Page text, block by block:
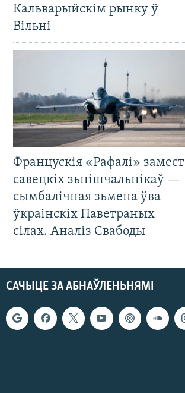
Кальварыйскім рынку ў
Вільні
Францускія «Рафалі» замест
савецкіх зьнішчальнікаў —
сымбалічная зьмена ўва
ўкраінскіх Паветраных
сілах. Аналіз Свабоды
САЧЫЦЕ ЗА АБНАЎЛЕНЬНЯМІ